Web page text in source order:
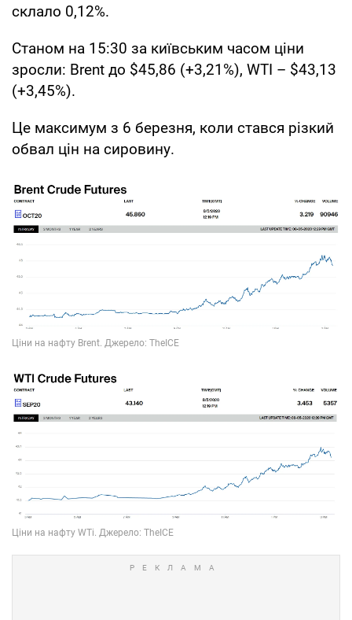
склало 0,12%.
Станом на 15:30 за київським часом ціни
зросли: Brent до $45,86 (+3,21%), WTI – $43,13
(+3,45%).
Це максимум з 6 березня, коли стався різкий
обвал цін на сировину.